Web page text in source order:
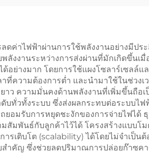
ค่าไฟฟ้าผ่านการใช้พลังงานอย่างมีป
งงานระหว่างการส่งผ่านที่มักเกิดขึ้นเ
อย่างมาก โดยการใช้แผงโซลาร์เซล
ที่ความต้องการต่ำ และนำมาใช้ในช่ว
าว ความมั่นคงด้านพลังงานที่เพิ่มขึ้นถื
บทั่วทั้งระบบ ซึ่งส่งผลกระทบต่อระบบ
อมรับการหยุดชะงักของการจ่ายไฟได้
สัมพันธ์กับลูกค้าไว้ได้ โครงสร้างแบบ
รเติบโต (scalability) ได้โดยไม่จำเป็
ำคัญ ซึ่งช่วยลดปริมาณการปล่อยก๊าซ